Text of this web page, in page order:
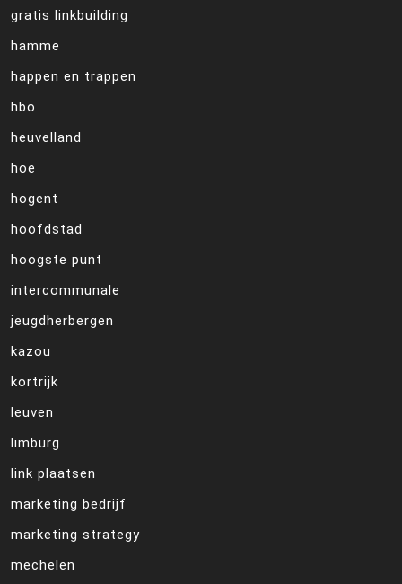
gratis linkbuilding
hamme
happen en trappen
hbo
heuvelland
hoe
hogent
hoofdstad
hoogste punt
intercommunale
jeugdherbergen
kazou
kortrijk
leuven
limburg
link plaatsen
marketing bedrijf
marketing strategy
mechelen